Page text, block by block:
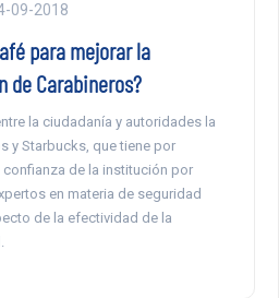
09-2018
para mejorar la
de Carabineros?
la ciudadanía y autoridades la
y Starbucks, que tiene por
de la institución por
en materia de seguridad
de la efectividad de la